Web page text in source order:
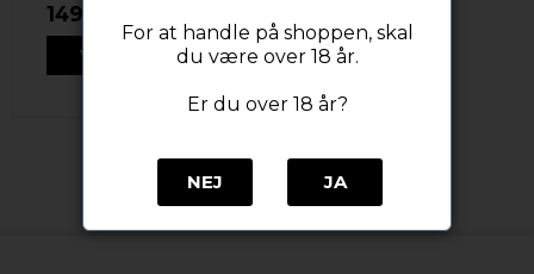
149,00 DKK
VIS PRODUKT
For at handle på shoppen, skal
du være over 18 år.
Er du over 18 år?
NEJ JA